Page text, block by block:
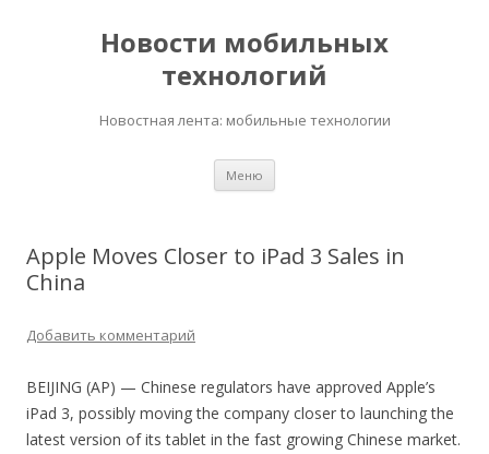
Новости мобильных
технологий
Новостная лента: мобильные технологии
Меню
Apple Moves Closer to iPad 3 Sales in
China
Добавить комментарий
BEIJING (AP) — Chinese regulators have approved Apple’s
iPad 3, possibly moving the company closer to launching the
latest version of its tablet in the fast growing Chinese market.